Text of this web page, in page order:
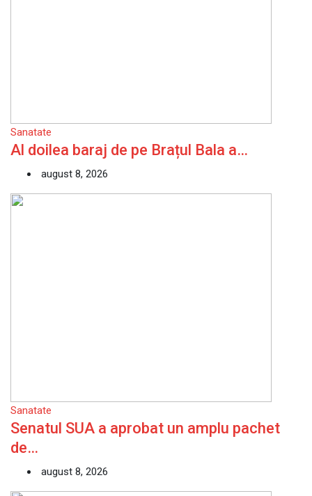
Sanatate
Al doilea baraj de pe Brațul Bala a…
august 8, 2026
Sanatate
Senatul SUA a aprobat un amplu pachet
de…
august 8, 2026